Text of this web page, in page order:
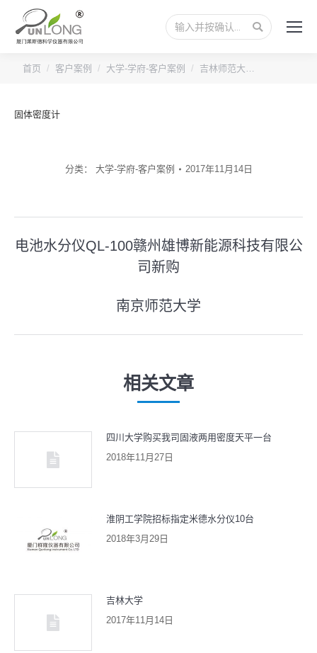
搜
索：
您的位置：
首页 客户案例 大学-学府-客户案例 吉林师范大…
固体密度计
分类： 大学-学府-客户案例 2017年11月14日
上
篇
电池水分仪QL-100赣州雄博新能源科技有限公
司新购
下
一
文
章：
南京师范大学
相关文章
四川大学购买我司固液两用密度天平一台
2018年11月27日
淮阴工学院招标指定米德水分仪10台
2018年3月29日
吉林大学
2017年11月14日